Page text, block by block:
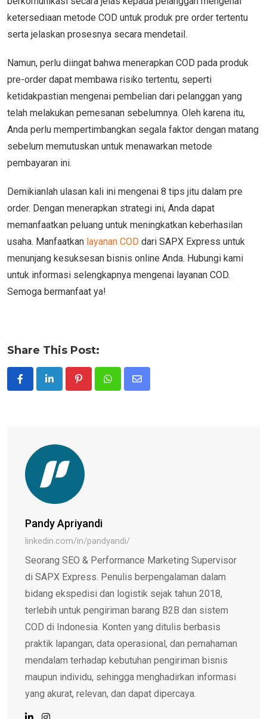
ketersediaan metode COD untuk produk pre order tertentu
serta jelaskan prosesnya secara mendetail.
Namun, perlu diingat bahwa menerapkan COD pada produk
pre-order dapat membawa risiko tertentu, seperti
ketidakpastian mengenai pembelian dari pelanggan yang
telah melakukan pemesanan sebelumnya. Oleh karena itu,
Anda perlu mempertimbangkan segala faktor dengan matang
sebelum memutuskan untuk menawarkan metode
pembayaran ini.
Demikianlah ulasan kali ini mengenai 8 tips jitu dalam pre
order. Dengan menerapkan strategi ini, Anda dapat
memanfaatkan peluang untuk meningkatkan keberhasilan
usaha. Manfaatkan layanan COD dari SAPX Express untuk
menunjang kesuksesan bisnis online Anda. Hubungi kami
untuk informasi selengkapnya mengenai layanan COD.
Semoga bermanfaat ya!
Share This Post:
PinterestWhatsappShare
Pandy Apriyandi
linkedin.com/in/pandyandi/
Seorang SEO & Performance Marketing Supervisor
di SAPX Express. Penulis berpengalaman dalam
bidang ekspedisi dan logistik sejak tahun 2018,
terlebih untuk pengiriman barang B2B dan sistem
COD di Indonesia. Konten yang ditulis berbasis
praktik lapangan, data operasional, dan pemahaman
mendalam terhadap kebutuhan pengiriman bisnis
maupun individu, sehingga menghadirkan informasi
yang akurat, relevan, dan dapat dipercaya.